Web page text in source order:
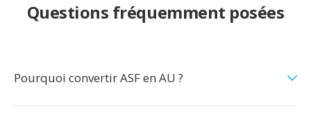
Questions fréquemment posées
Pourquoi convertir ASF en AU ?